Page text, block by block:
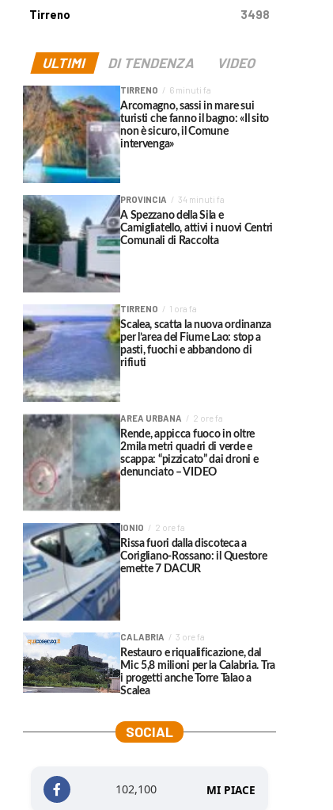
Tirreno
3498
ULTIMI DI TENDENZA VIDEO
TIRRENO 6 minuti fa
Arcomagno, sassi in mare sui
turisti che fanno il bagno: «Il sito
non è sicuro, il Comune
intervenga»
PROVINCIA 34 minuti fa
A Spezzano della Sila e
Camigliatello, attivi i nuovi Centri
Comunali di Raccolta
TIRRENO 1 ora fa
Scalea, scatta la nuova ordinanza
per l’area del Fiume Lao: stop a
pasti, fuochi e abbandono di
rifiuti
AREA URBANA 2 ore fa
Rende, appicca fuoco in oltre
2mila metri quadri di verde e
scappa: “pizzicato” dai droni e
denunciato – VIDEO
IONIO 2 ore fa
Rissa fuori dalla discoteca a
Corigliano-Rossano: il Questore
emette 7 DACUR
CALABRIA 3 ore fa
Restauro e riqualificazione, dal
Mic 5,8 milioni per la Calabria. Tra
i progetti anche Torre Talao a
Scalea
SOCIAL
102,100 MI PIACE